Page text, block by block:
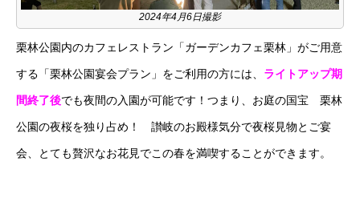
2024年4月6日撮影
栗林公園内のカフェレストラン「ガーデンカフェ栗林」がご用意
する「栗林公園宴会プラン」をご利用の方には、 ライトアップ期
間終了後でも夜間の入園が可能です！つまり、お庭の国宝 栗林
公園の夜桜を独り占め！ 讃岐のお殿様気分で夜桜見物とご宴
会、とても贅沢なお花見でこの春を満喫することができます。